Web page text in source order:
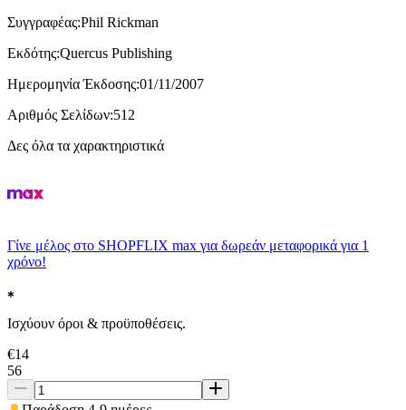
Συγγραφέας:Phil Rickman
Εκδότης:Quercus Publishing
Ημερομηνία Έκδοσης:01/11/2007
Αριθμός Σελίδων:512
Δες όλα τα χαρακτηριστικά
Γίνε μέλος στο SHOPFLIX max για δωρεάν μεταφορικά για 1
χρόνο!
Ισχύουν όροι & προϋποθέσεις.
€14
56